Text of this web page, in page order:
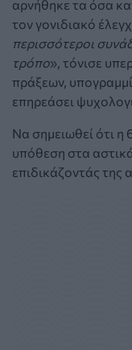
αρνήθηκε τα όσα
τον γονιδιακό
περισσότεροι
τρόπο», τόνισε
πράξεων,
επηρεάσει
Να σημειωθεί ότι η
υπόθεση στα
επιδικάζοντάς της